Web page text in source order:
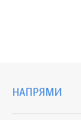
НАПРЯМИ